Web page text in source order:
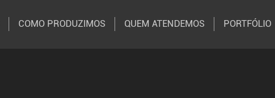
COMO PRODUZIMOS QUEM ATENDEMOS PORTFÓLIO